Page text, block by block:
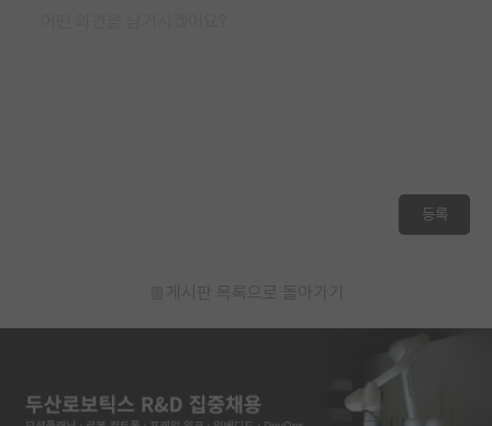
등록
게시판 목록으로 돌아가기